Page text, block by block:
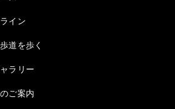
イン
道を歩く
ラリー
ご案内